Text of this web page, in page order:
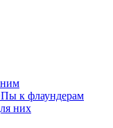
к флаундерам
них